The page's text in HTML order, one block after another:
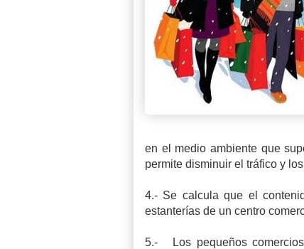
en el medio ambiente que
permite disminuir el tráfico y
4.- Se calcula que el
estanterías de un centro
5.- Los pequeños comercios